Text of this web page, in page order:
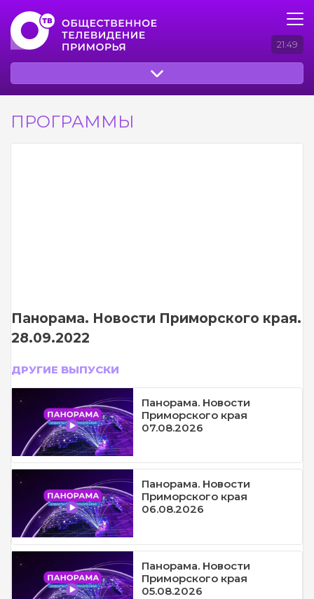
21:49
ПРОГРАММЫ
Панорама. Новости Приморского края.
28.09.2022
ДРУГИЕ ВЫПУСКИ
Панорама. Новости
Приморского края
07.08.2026
Панорама. Новости
Приморского края
06.08.2026
Панорама. Новости
Приморского края
05.08.2026